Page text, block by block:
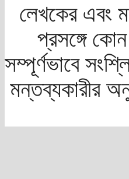
লেখকের এবং
প্রসঙ্গে
সম্পূর্ণভাবে
মন্তব্যকারীর